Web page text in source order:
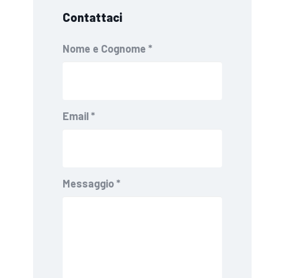
Contattaci
Nome e Cognome *
Email*
Messaggio*